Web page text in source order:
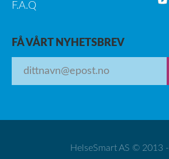
F.A.Q
FÅ VÅRT NYHETSBREV
HelseSmart AS © 2013